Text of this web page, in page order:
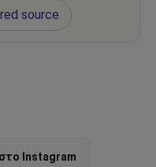
source
Instagram